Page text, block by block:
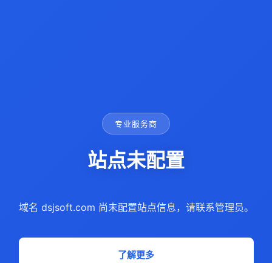
专业服务商
站点未配置
域名 dsjsoft.com 尚未配置站点信息，请联系管理员。
了解更多